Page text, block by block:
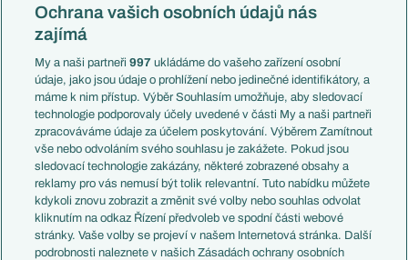
Mistrovství světa
Liga národů
Témata
Představení týmů MS
EuroSkauting
PL v kostce
Evropské koeficienty
Přestupy
Přestupové spekulace
Zranění
Kluby
Arsenal FC
Česko
Francie
Itálie
Německo
Španělsko
Argentina
Brazílie
Přestupy
Zápasy
Livescore
Tipovací soutěž
Ochrana vašich osobních údajů nás
zajímá
My a naši partneři997 ukládáme do vašeho zařízení osobní
údaje, jako jsou údaje o prohlížení nebo jedinečné identifikátory, a
máme k nim přístup. Výběr Souhlasím umožňuje, aby sledovací
technologie podporovaly účely uvedené v části My a naši partneři
zpracováváme údaje za účelem poskytování. Výběrem Zamítnout
vše nebo odvoláním svého souhlasu je zakážete. Pokud jsou
sledovací technologie zakázány, některé zobrazené obsahy a
reklamy pro vás nemusí být tolik relevantní. Tuto nabídku můžete
kdykoli znovu zobrazit a změnit své volby nebo souhlas odvolat
kliknutím na odkaz Řízení předvoleb ve spodní části webové
stránky. Vaše volby se projeví v našem Internetová stránka. Další
podrobnosti naleznete v našich Zásadách ochrany osobních